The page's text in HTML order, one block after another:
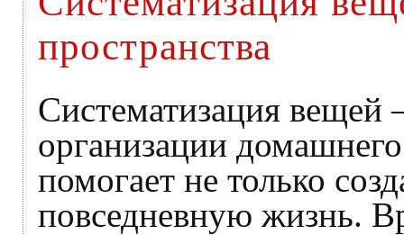
пространства
Систематизация вещей
организации
помогает не только
повседневную жизнь.